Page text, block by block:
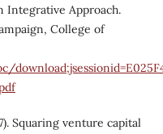
Integrative Approach.
College of
Squaring venture capital